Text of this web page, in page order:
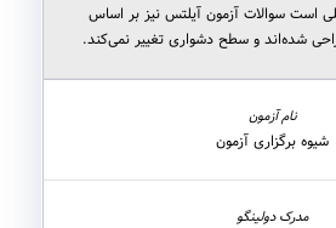
است سوالات آزمون آیلتس نیز بر اساس
شده‌اند و سطح دشواری تغییر نمی‌کند.
شیوه برگزاری آزمون